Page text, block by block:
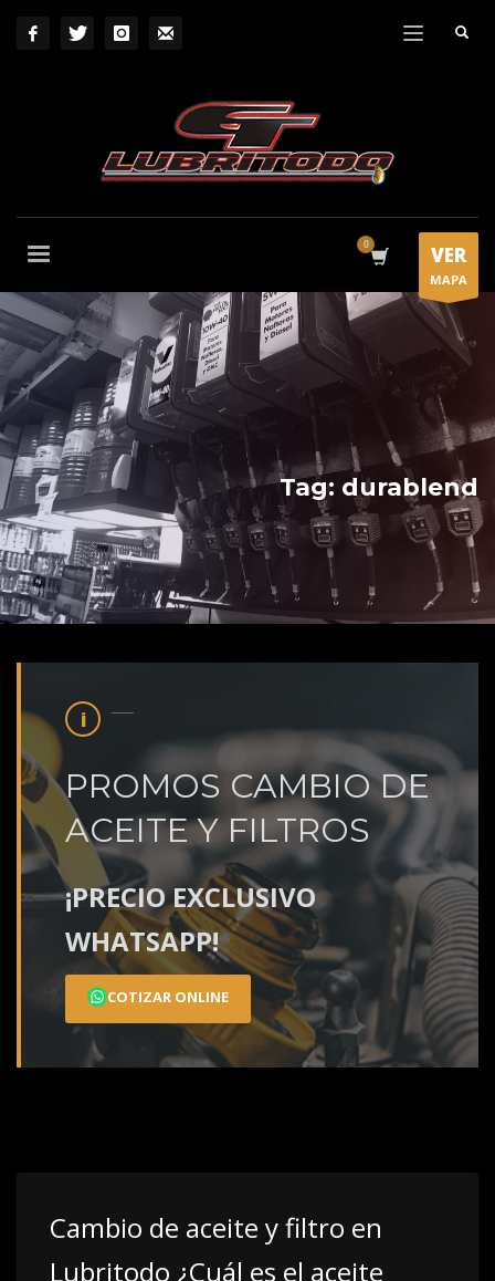
VER
MAPA
Tag: durablend
PROMOS CAMBIO DE
ACEITE Y FILTROS
¡PRECIO EXCLUSIVO
WHATSAPP!
COTIZAR ONLINE
Cambio de aceite y filtro en
Lubritodo ¿Cuál es el aceite